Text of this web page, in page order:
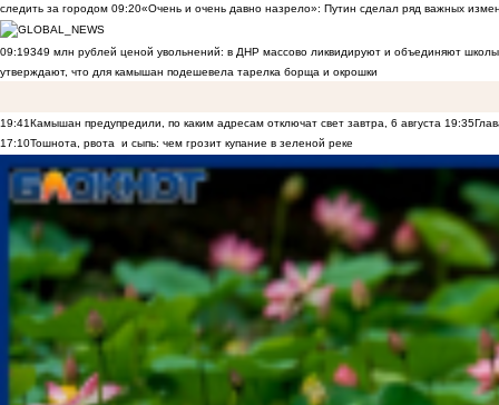
следить за городом 09:20«Очень и очень давно назрело»: Путин сделал ряд важных
09:19349 млн рублей ценой увольнений: в ДНР массово ликвидируют и объединяют
утверждают, что для камышан подешевела тарелка борща и окрошки
19:41Камышан предупредили, по каким адресам отключат свет завтра, 6 августа 19:35
17:10Тошнота, рвота и сыпь: чем грозит купание в зеленой реке